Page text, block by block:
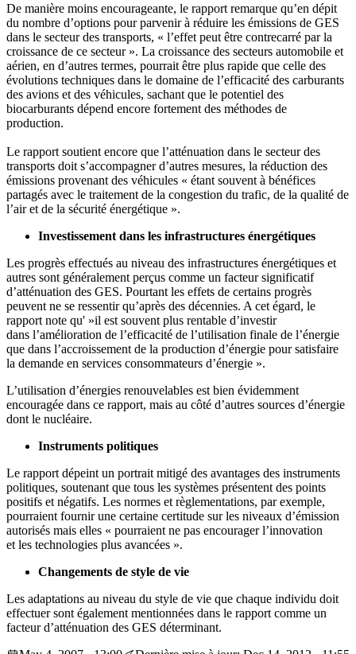
De manière moins encourageante, le rapport remarque qu’en dépit
du nombre d’options pour parvenir à réduire les émissions de GES
dans le secteur des transports, « l’effet peut être contrecarré par la
croissance de ce secteur ». La croissance des secteurs automobile et
aérien, en d’autres termes, pourrait être plus rapide que celle des
évolutions techniques dans le domaine de l’efficacité des carburants
des avions et des véhicules, sachant que le potentiel des
biocarburants dépend encore fortement des méthodes de
production.
Le rapport soutient encore que l’atténuation dans le secteur des
transports doit s’accompagner d’autres mesures, la réduction des
émissions provenant des véhicules « étant souvent à bénéfices
partagés avec le traitement de la congestion du trafic, de la qualité de
l’air et de la sécurité énergétique ».
Investissement dans les infrastructures énergétiques
Les progrès effectués au niveau des infrastructures énergétiques et
autres sont généralement perçus comme un facteur significatif
d’atténuation des GES. Pourtant les effets de certains progrès
peuvent ne se ressentir qu’après des décennies. A cet égard, le
rapport note qu' »il est souvent plus rentable d’investir
dans l’amélioration de l’efficacité de l’utilisation finale de l’énergie
que dans l’accroissement de la production d’énergie pour satisfaire
la demande en services consommateurs d’énergie ».
L’utilisation d’énergies renouvelables est bien évidemment
encouragée dans ce rapport, mais au côté d’autres sources d’énergie
dont le nucléaire.
Instruments politiques
Le rapport dépeint un portrait mitigé des avantages des instruments
politiques, soutenant que tous les systèmes présentent des points
positifs et négatifs. Les normes et règlementations, par exemple,
pourraient fournir une certaine certitude sur les niveaux d’émission
autorisés mais elles « pourraient ne pas encourager l’innovation
et les technologies plus avancées ».
Changements de style de vie
Les adaptations au niveau du style de vie que chaque individu doit
effectuer sont également mentionnées dans le rapport comme un
facteur d’atténuation des GES déterminant.